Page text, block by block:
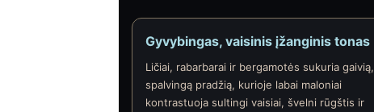
Gyvybingas, vaisinis įžanginis tonas
Ličiai, rabarbarai ir bergamotės sukuria gaivią,
spalvingą pradžią, kurioje labai maloniai
kontrastuoja sultingi vaisiai, švelni rūgštis ir